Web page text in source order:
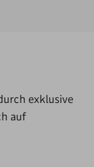
exklusive
auf